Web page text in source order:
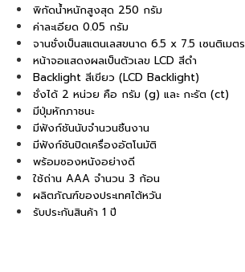
พิกัดน้ำหนักสูงสุด 250 กรัม
ค่าละเอียด 0.05 กรัม
จานชั่งเป็นสแตนเลสขนาด 6.5 x 7.5 เซนติเมตร
หน้าจอแสดงผลเป็นตัวเลข LCD สีดำ
Backlight สีเขียว (LCD Backlight)
ชั่งได้ 2 หน่วย คือ กรัม (g) และ กะรัต (ct)
มีปุ่มหักภาชนะ
มีฟังก์ชันนับจำนวนชิ้นงาน
มีฟังก์ชันปิดเครื่องอัตโนมัติ
พร้อมซองหนังอย่างดี
ใช้ถ่าน AAA จำนวน 3 ก้อน
ผลิตภัณฑ์ของประเทศไต้หวัน
รับประกันสินค้า 1 ปี